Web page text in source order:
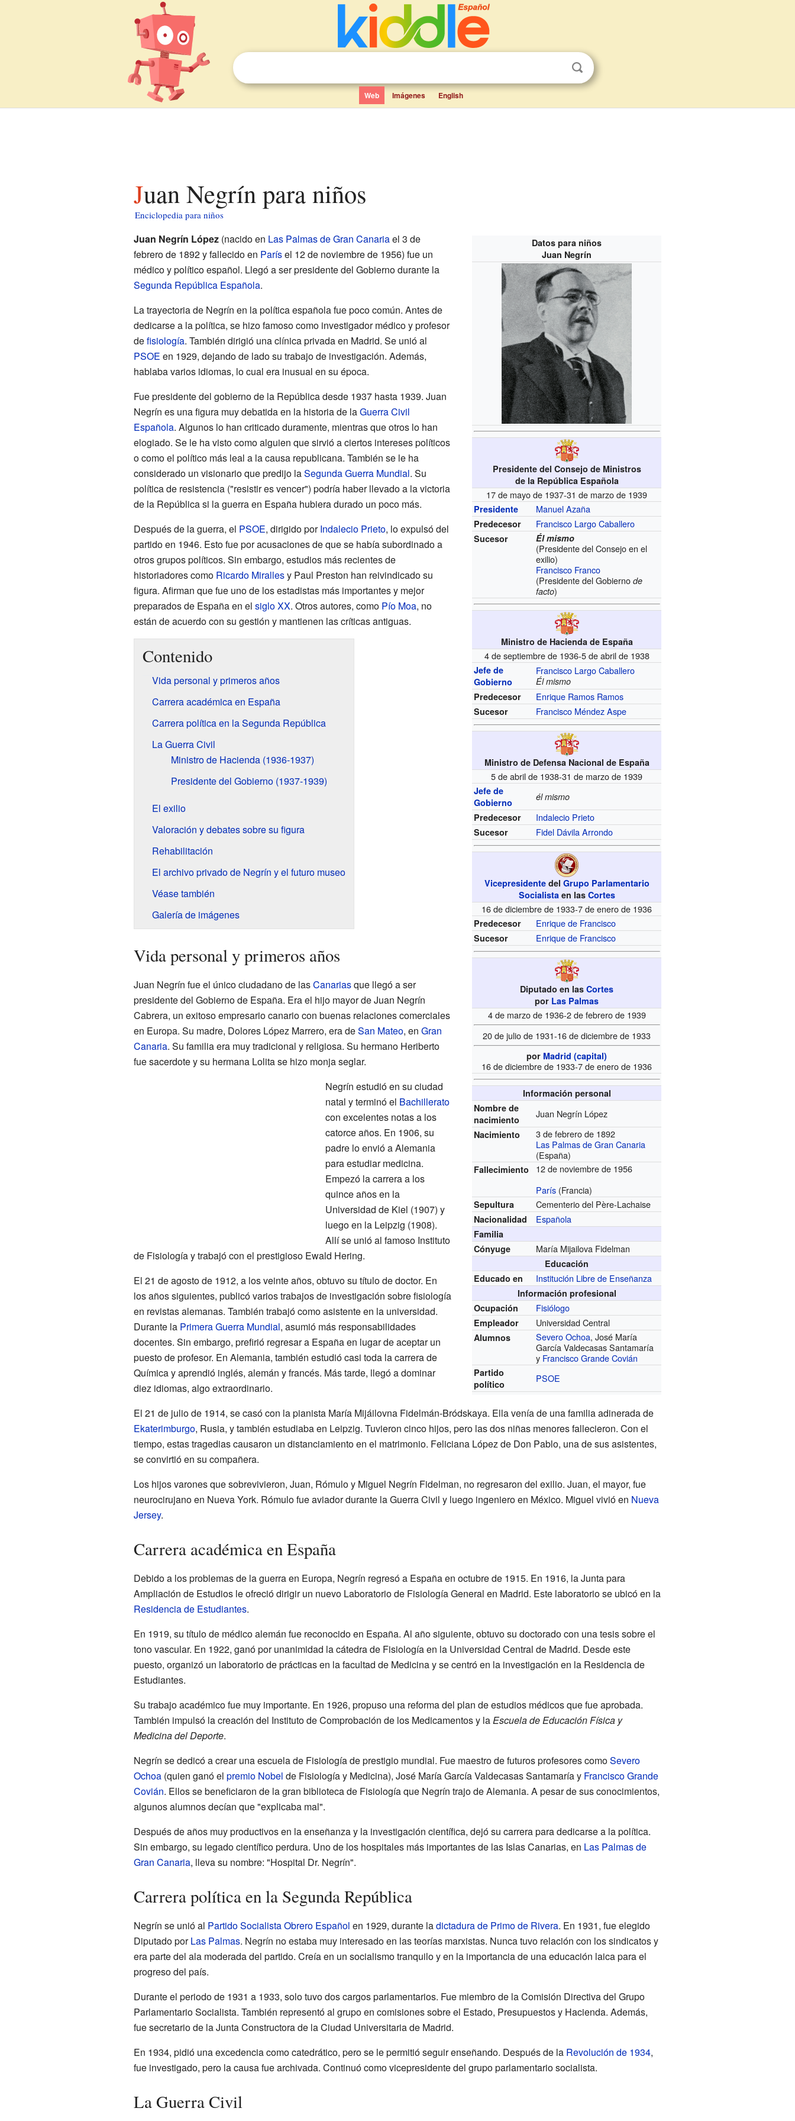
Web Imágenes English
Juan Negrín para niños
Enciclopedia para niños
Datos para niños
Juan Negrín
Presidente del Consejo de Ministros
de la República Española
17 de mayo de 1937-31 de marzo de 1939
Presidente Manuel Azaña
Predecesor Francisco Largo Caballero
Sucesor Él mismo
(Presidente del Consejo en el
exilio)
Francisco Franco
(Presidente del Gobiernode
facto)
Ministro de Hacienda de España
4 de septiembre de 1936-5 de abril de 1938
Jefe de
Gobierno
Francisco Largo Caballero
Él mismo
Predecesor
Enrique Ramos Ramos
Sucesor Francisco Méndez Aspe
Ministro de Defensa Nacional de España
5 de abril de 1938-31 de marzo de 1939
Jefe de
Gobierno
él mismo
Predecesor
Indalecio Prieto
Sucesor Fidel Dávila Arrondo
Vicepresidentedel Grupo Parlamentario
Socialistaen las Cortes
16 de diciembre de 1933-7 de enero de 1936
Predecesor Enrique de Francisco
Sucesor Enrique de Francisco
Diputado en lasCortes
por Las Palmas
4 de marzo de 1936-2 de febrero de 1939
20 de julio de 1931-16 de diciembre de 1933
por Madrid (capital)
16 de diciembre de 1933-7 de enero de 1936
Información personal
Nombre de
nacimiento
Juan Negrín López
Nacimiento
3 de febrero de 1892
Las Palmas de Gran Canaria
(España)
Fallecimiento
12 de noviembre de 1956
París (Francia)
Sepultura Cementerio del Père-Lachaise
Nacionalidad Española
Familia
Cónyuge
María Mijailova Fidelman
Educación
Educado en
Institución Libre de Enseñanza
Información profesional
Ocupación
Fisiólogo
Empleador Universidad Central
Alumnos Severo Ochoa, José María
García Valdecasas Santamaría
y Francisco Grande Covián
Partido
político
PSOE
Juan Negrín López(nacido en Las Palmas de Gran Canariael 3 de
febrero de 1892 y fallecido en Parísel 12 de noviembre de 1956) fue un
médico y político español. Llegó a ser presidente del Gobierno durante la
Segunda República Española.
La trayectoria de Negrín en la política española fue poco común. Antes de
dedicarse a la política, se hizo famoso como investigador médico y profesor
defisiología. También dirigió una clínica privada en Madrid. Se unió al
PSOE en 1929, dejando de lado su trabajo de investigación. Además,
hablaba varios idiomas, lo cual era inusual en su época.
Fue presidente del gobierno de la República desde 1937 hasta 1939. Juan
Negrín es una figura muy debatida en la historia de laGuerra Civil
Española. Algunos lo han criticado duramente, mientras que otros lo han
elogiado. Se le ha visto como alguien que sirvió a ciertos intereses políticos
o como el político más leal a la causa republicana. También se le ha
considerado un visionario que predijo laSegunda Guerra Mundial. Su
política de resistencia ("resistir es vencer") podría haber llevado a la victoria
de la República si la guerra en España hubiera durado un poco más.
Después de la guerra, el PSOE, dirigido porIndalecio Prieto, lo expulsó del
partido en 1946. Esto fue por acusaciones de que se había subordinado a
otros grupos políticos. Sin embargo, estudios más recientes de
historiadores como Ricardo Mirallesy Paul Preston han reivindicado su
figura. Afirman que fue uno de los estadistas más importantes y mejor
preparados de España en el siglo XX. Otros autores, como Pío Moa, no
están de acuerdo con su gestión y mantienen las críticas antiguas.
Contenido
Vida personal y primeros años
Carrera académica en España
Carrera política en la Segunda República
La Guerra Civil
Ministro de Hacienda (1936-1937)
Presidente del Gobierno (1937-1939)
El exilio
Valoración y debates sobre su figura
Rehabilitación
El archivo privado de Negrín y el futuro museo
Véase también
Galería de imágenes
Vida personal y primeros años
Juan Negrín fue el único ciudadano de lasCanariasque llegó a ser
presidente del Gobierno de España. Era el hijo mayor de Juan Negrín
Cabrera, un exitoso empresario canario con buenas relaciones comerciales
en Europa. Su madre, Dolores López Marrero, era deSan Mateo, en Gran
Canaria. Su familia era muy tradicional y religiosa. Su hermano Heriberto
fue sacerdote y su hermana Lolita se hizo monja seglar.
Negrín estudió en su ciudad
natal y terminó el Bachillerato
con excelentes notas a los
catorce años. En 1906, su
padre lo envió a Alemania
para estudiar medicina.
Empezó la carrera a los
quince años en la
Universidad de Kiel (1907) y
luego en la Leipzig (1908).
Allí se unió al famoso Instituto
de Fisiología y trabajó con el prestigioso Ewald Hering.
El 21 de agosto de 1912, a los veinte años, obtuvo su título de doctor. En
los años siguientes, publicó varios trabajos de investigación sobre fisiología
en revistas alemanas. También trabajó como asistente en la universidad.
Durante la Primera Guerra Mundial, asumió más responsabilidades
docentes. Sin embargo, prefirió regresar a España en lugar de aceptar un
puesto de profesor. En Alemania, también estudió casi toda la carrera de
Química y aprendió inglés, alemán y francés. Más tarde, llegó a dominar
diez idiomas, algo extraordinario.
El 21 de julio de 1914, se casó con la pianista María Mijáilovna Fidelmán-Bródskaya. Ella venía de una familia adinerada de
Ekaterimburgo, Rusia, y también estudiaba en Leipzig. Tuvieron cinco hijos, pero las dos niñas menores fallecieron. Con el
tiempo, estas tragedias causaron un distanciamiento en el matrimonio. Feliciana López de Don Pablo, una de sus asistentes,
se convirtió en su compañera.
Los hijos varones que sobrevivieron, Juan, Rómulo y Miguel Negrín Fidelman, no regresaron del exilio. Juan, el mayor, fue
neurocirujano en Nueva York. Rómulo fue aviador durante la Guerra Civil y luego ingeniero en México. Miguel vivió en Nueva
Jersey.
Carrera académica en España
Debido a los problemas de la guerra en Europa, Negrín regresó a España en octubre de 1915. En 1916, la Junta para
Ampliación de Estudios le ofreció dirigir un nuevo Laboratorio de Fisiología General en Madrid. Este laboratorio se ubicó en la
Residencia de Estudiantes.
En 1919, su título de médico alemán fue reconocido en España. Al año siguiente, obtuvo su doctorado con una tesis sobre el
tono vascular. En 1922, ganó por unanimidad la cátedra de Fisiología en la Universidad Central de Madrid. Desde este
puesto, organizó un laboratorio de prácticas en la facultad de Medicina y se centró en la investigación en la Residencia de
Estudiantes.
Su trabajo académico fue muy importante. En 1926, propuso una reforma del plan de estudios médicos que fue aprobada.
También impulsó la creación del Instituto de Comprobación de los Medicamentos y laEscuela de Educación Física y
Medicina del Deporte.
Negrín se dedicó a crear una escuela de Fisiología de prestigio mundial. Fue maestro de futuros profesores comoSevero
Ochoa(quien ganó el premio Nobel de Fisiología y Medicina), José María García Valdecasas Santamaría y Francisco Grande
Covián. Ellos se beneficiaron de la gran biblioteca de Fisiología que Negrín trajo de Alemania. A pesar de sus conocimientos,
algunos alumnos decían que "explicaba mal".
Después de años muy productivos en la enseñanza y la investigación científica, dejó su carrera para dedicarse a la política.
Sin embargo, su legado científico perdura. Uno de los hospitales más importantes de las Islas Canarias, en Las Palmas de
Gran Canaria, lleva su nombre: "Hospital Dr. Negrín".
Carrera política en la Segunda República
Negrín se unió al Partido Socialista Obrero Español en 1929, durante ladictadura de Primo de Rivera. En 1931, fue elegido
Diputado porLas Palmas. Negrín no estaba muy interesado en las teorías marxistas. Nunca tuvo relación con los sindicatos y
era parte del ala moderada del partido. Creía en un socialismo tranquilo y en la importancia de una educación laica para el
progreso del país.
Durante el periodo de 1931 a 1933, solo tuvo dos cargos parlamentarios. Fue miembro de la Comisión Directiva del Grupo
Parlamentario Socialista. También representó al grupo en comisiones sobre el Estado, Presupuestos y Hacienda. Además,
fue secretario de la Junta Constructora de la Ciudad Universitaria de Madrid.
En 1934, pidió una excedencia como catedrático, pero se le permitió seguir enseñando. Después de la Revolución de 1934,
fue investigado, pero la causa fue archivada. Continuó como vicepresidente del grupo parlamentario socialista.
La Guerra Civil